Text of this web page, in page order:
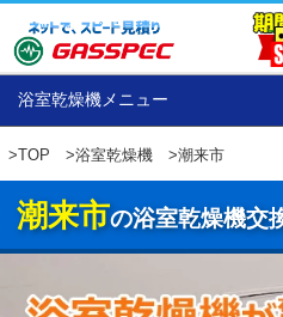
浴室乾燥機メニュー
>TOP >浴室乾燥機 >潮来市
潮来市の浴室乾燥機交